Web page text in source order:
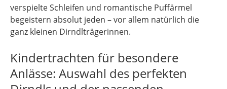
verspielte Schleifen und romantische Puffärmel
begeistern absolut jeden – vor allem natürlich die
ganz kleinen Dirndlträgerinnen.
Kindertrachten für besondere
Anlässe: Auswahl des perfekten